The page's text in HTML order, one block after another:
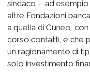
sindaco - ad
altre Fondazioni
a quella di Cuneo,
corso contatti, e che
un ragionamento di
solo investimento